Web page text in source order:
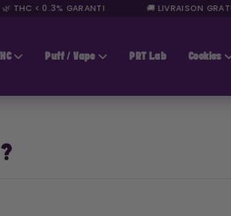
THC < 0.3% GARANTI 🚚 LIVRAISON
Puff / Vape PRT Lab Cookies